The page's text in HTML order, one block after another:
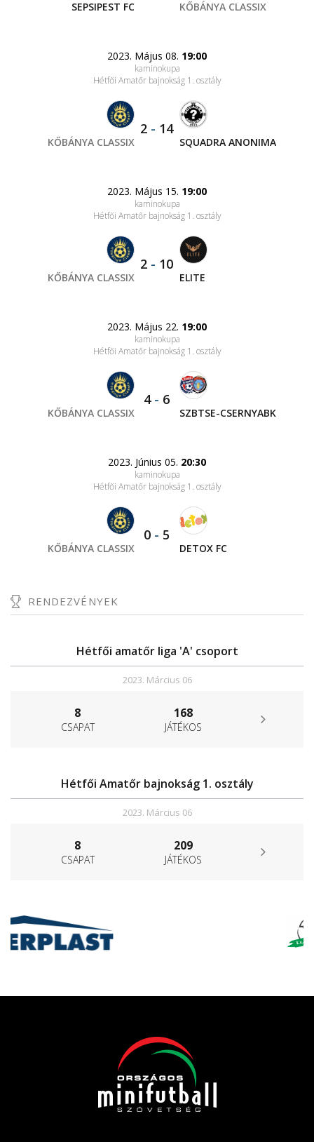
SEPSIPEST FC KŐBÁNYA CLASSIX
2023. Május 08. 19:00
kaminokupa
Hétfői Amatőr bajnokság 1. osztály
KŐBÁNYA CLASSIX
2 - 14
SQUADRA ANONIMA
2023. Május 15. 19:00
kaminokupa
Hétfői Amatőr bajnokság 1. osztály
KŐBÁNYA CLASSIX
2 - 10
ELITE
2023. Május 22. 19:00
kaminokupa
Hétfői Amatőr bajnokság 1. osztály
KŐBÁNYA CLASSIX
4- 6
SZBTSE-CSERNYABK
2023. Június 05. 20:30
kaminokupa
Hétfői Amatőr bajnokság 1. osztály
KŐBÁNYA CLASSIX
0 - 5
DETOX FC
RENDEZVÉNYEK
Hétfői amatőr liga 'A' csoport
2023. Március 06
8
CSAPAT
168
JÁTÉKOS
Hétfői Amatőr bajnokság 1. osztály
2023. Március 06
8
CSAPAT
209
JÁTÉKOS